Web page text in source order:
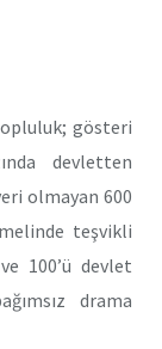
gösteri
devletten
olmayan 600
teşvikli
100’ü devlet
drama